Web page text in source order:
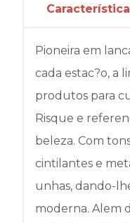
Pioneira em
cada estac?o, a
produtos para
Risque e
beleza. Com
cintilantes e
unhas, dando-
moderna. Alem